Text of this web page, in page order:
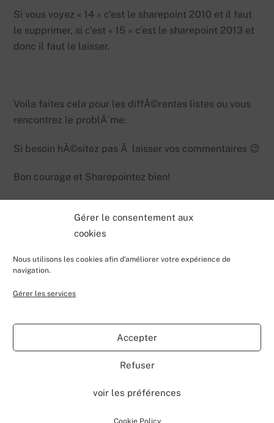
Gérer le consentement aux
cookies
Nous utilisons les cookies afin d'améliorer votre expérience de
navigation.
Gérer les services
Accepter
Refuser
voir les préférences
Cookie Policy
Si vous voyez « 14 » c’est le sharepoint 2010 et il faut
le supprimer, si c’est « 15 » c’est le sharepoint 2013 et
donc il faut le laisser.
Voila faites cela pour les diffÃ©rentes listes ou vous
rencontrez le problÃ¨me.
Si besoin hÃ©sitez pas Ã laisser vos commentaires 😉
Bon courage et Sharepointez bien!
To
Top
Valentin Lecerf's Blog
Home Blog Contributions My Projects
Contact
Valentin Lecerf's Blog2026